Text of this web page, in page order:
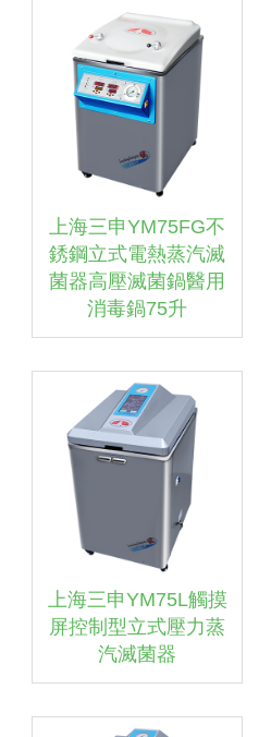
上海三申YM75FG不
銹鋼立式電熱蒸汽滅
菌器高壓滅菌鍋醫用
消毒鍋75升
上海三申YM75L觸摸
屏控制型立式壓力蒸
汽滅菌器